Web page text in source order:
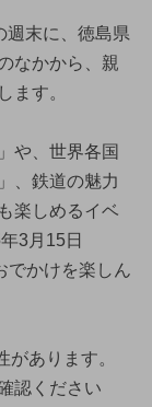
週末に、徳島県
なかから、親
ます。
や、世界各国
、鉄道の魅力
楽しめるイベ
3月15日
でかけを楽しん
あります。
認ください